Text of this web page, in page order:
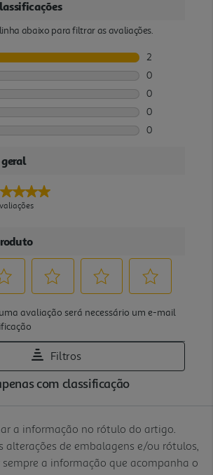
a informação no rótulo do artigo.
alterações de embalagens e/ou rótulos,
sempre a informação que acompanha o